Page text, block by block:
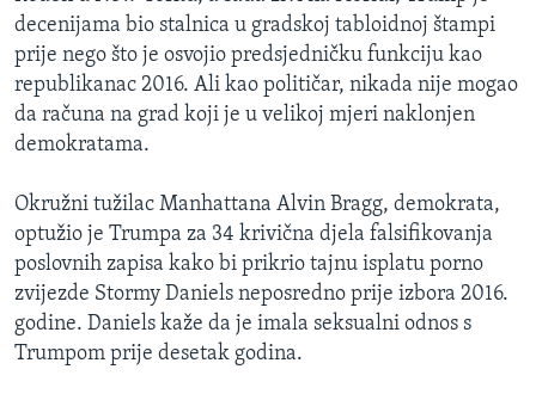
decenijama bio stalnica u gradskoj tabloidnoj štampi
prije nego što je osvojio predsjedničku funkciju kao
republikanac 2016. Ali kao političar, nikada nije mogao
da računa na grad koji je u velikoj mjeri naklonjen
demokratama.
Okružni tužilac Manhattana Alvin Bragg, demokrata,
optužio je Trumpa za 34 krivična djela falsifikovanja
poslovnih zapisa kako bi prikrio tajnu isplatu porno
zvijezde Stormy Daniels neposredno prije izbora 2016.
godine. Daniels kaže da je imala seksualni odnos s
Trumpom prije desetak godina.